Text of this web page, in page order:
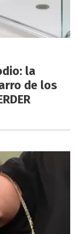
la
de los